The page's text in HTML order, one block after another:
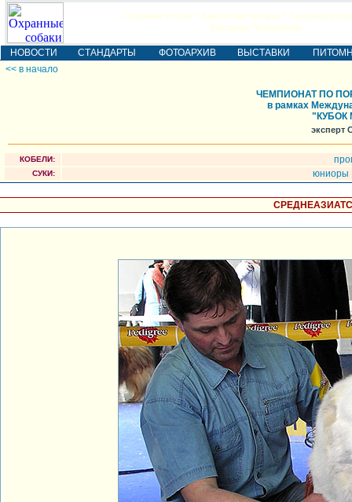
Охранные собаки * Кавказская овчарка *
Выставки, Чемпионаты
НОВОСТИ СТАНДАРТЫ ФОТОАРХИВ ВЫСТАВКИ
<< в начало
ЧЕМПИОНАТ ПО
в рамках
"КУБОК
эксперт
КОБЕЛИ:
СУКИ: юниоры